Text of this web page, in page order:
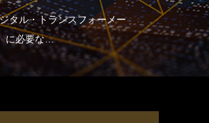
タル・トランスフォーメー
に必要な
ポートする補助金
Zoom双
クラウ
携/プ